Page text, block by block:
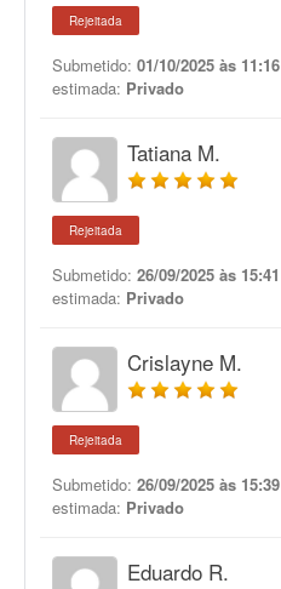
Rejeitada
Submetido: 01/10/2025 às 11:16
estimada: Privado
Tatiana M.
Rejeitada
Submetido: 26/09/2025 às 15:41
estimada: Privado
Crislayne M.
Rejeitada
Submetido: 26/09/2025 às 15:39
estimada: Privado
Eduardo R.